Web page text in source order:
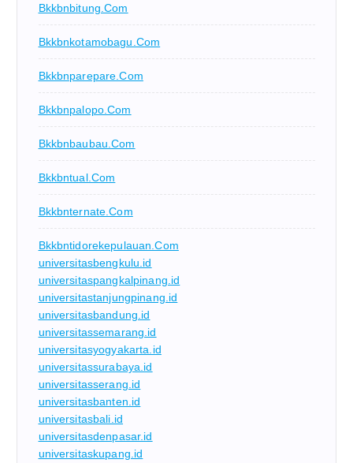
Bkkbnbitung.com
Bkkbnkotamobagu.com
Bkkbnparepare.com
Bkkbnpalopo.com
Bkkbnbaubau.com
Bkkbntual.com
Bkkbnternate.com
Bkkbntidorekepulauan.com
universitasbengkulu.id
universitaspangkalpinang.id
universitastanjungpinang.id
universitasbandung.id
universitassemarang.id
universitasyogyakarta.id
universitassurabaya.id
universitasserang.id
universitasbanten.id
universitasbali.id
universitasdenpasar.id
universitaskupang.id